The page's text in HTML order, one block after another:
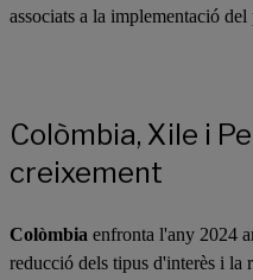
associats a la implementació del
Colòmbia, Xile i
creixement
Colòmbia enfronta l'any 2024
reducció dels tipus d'interès i la